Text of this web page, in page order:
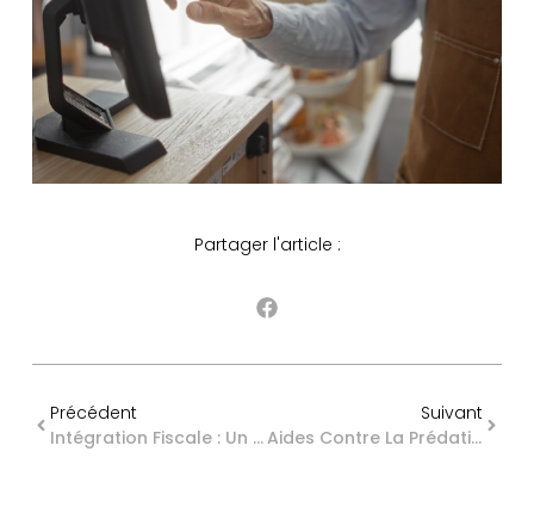
Partager l'article :
Précédent
Intégration Fiscale : Un Nouveau Délai De Réclamation… À Portée Limitée !
Suivant
Aides Contre La Prédation : Un Calendrier À Ne Pas Manquer